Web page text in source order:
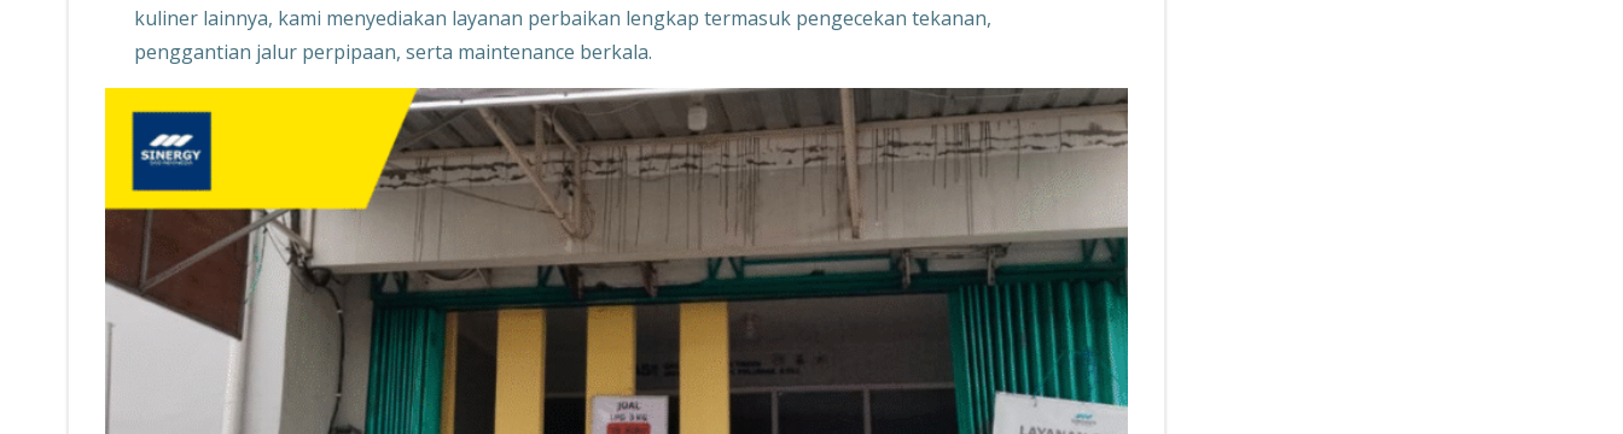
kuliner lainnya, kami menyediakan layanan perbaikan lengkap termasuk pengecekan tekanan,
penggantian jalur perpipaan, serta maintenance berkala.